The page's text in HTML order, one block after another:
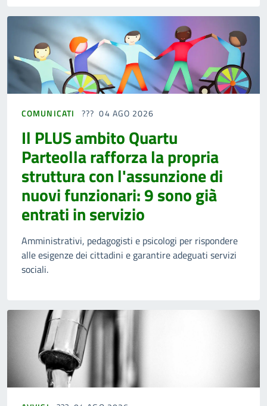
COMUNICATI 04 AGO 2026
Il PLUS ambito Quartu
Parteolla rafforza la propria
struttura con l'assunzione di
nuovi funzionari: 9 sono già
entrati in servizio
Amministrativi, pedagogisti e psicologi per rispondere
alle esigenze dei cittadini e garantire adeguati servizi
sociali.